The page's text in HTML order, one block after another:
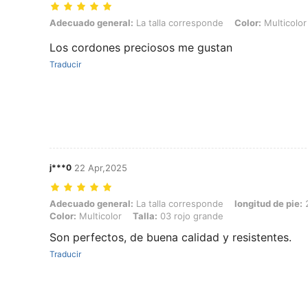
Adecuado general: La talla corresponde, Color: Multicolor, Talla: 27
Adecuado general: La talla corresponde Color: Multicolor
Los cordones preciosos me gustan
Traducir
j***0 22 Apr,2025
Adecuado general: La talla corresponde, longitud de pie: 26.5 cm /
Adecuado general: La talla corresponde longitud de pie:
Color: Multicolor Talla: 03 rojo grande
Son perfectos, de buena calidad y resistentes.
Traducir